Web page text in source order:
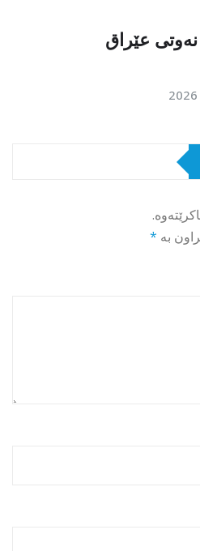
عێراق
بە *